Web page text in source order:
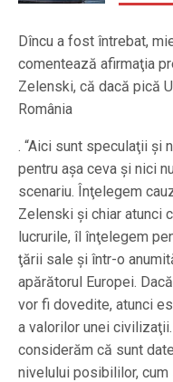
Dîncu a fost întrebat,
comentează afirmaţia
Zelenski, că dacă pică
România
. “Aici sunt speculaţii şi
pentru aşa ceva şi nici
scenariu. Înţelegem
Zelenski şi chiar atunci
lucrurile, îl înţelegem
ţării sale şi într-o
apărătorul Europei.
vor fi dovedite, atunci
a valorilor unei
considerăm că sunt
nivelului posibililor,